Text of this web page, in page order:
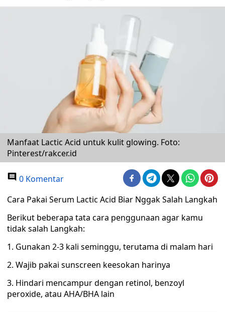
Manfaat Lactic Acid untuk kulit glowing. Foto:
Pinterest/rakcer.id
0 Komentar
Cara Pakai Serum Lactic Acid Biar Nggak Salah Langkah
Berikut beberapa tata cara penggunaan agar kamu
tidak salah Langkah:
1. Gunakan 2-3 kali seminggu, terutama di malam hari
2. Wajib pakai sunscreen keesokan harinya
3. Hindari mencampur dengan retinol, benzoyl
peroxide, atau AHA/BHA lain